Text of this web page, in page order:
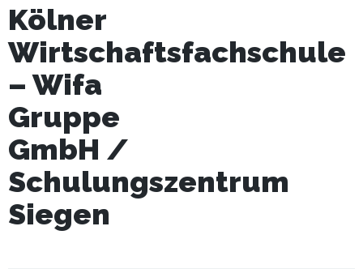
Kölner
Wirtschaftsfachschule
– Wifa
Gruppe
GmbH /
Schulungszentrum
Siegen